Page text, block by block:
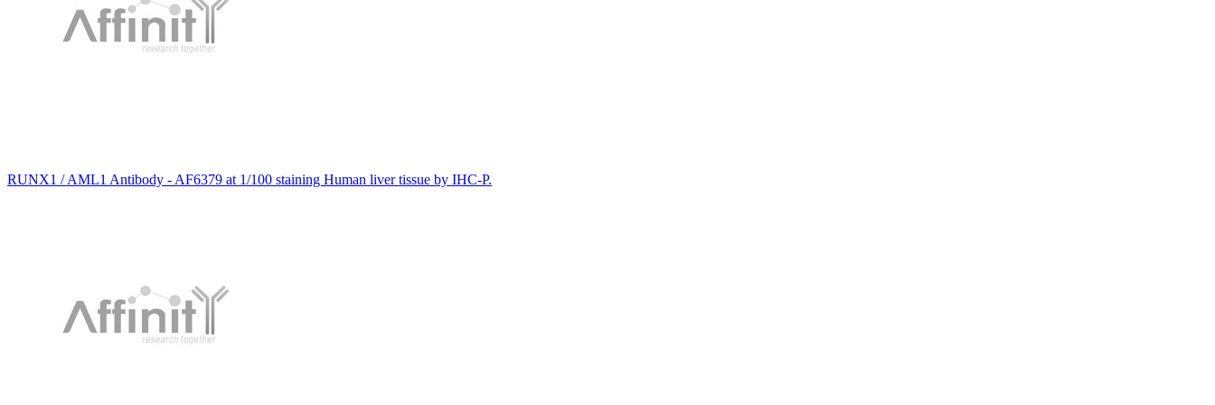
RUNX1 / AML1 Antibody - AF6379 at 1/100 staining Human liver tissue by IHC-P.